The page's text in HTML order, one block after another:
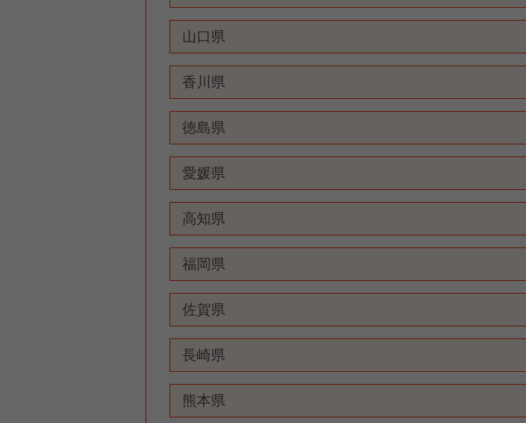
山口県
香川県
徳島県
愛媛県
高知県
福岡県
佐賀県
長崎県
熊本県